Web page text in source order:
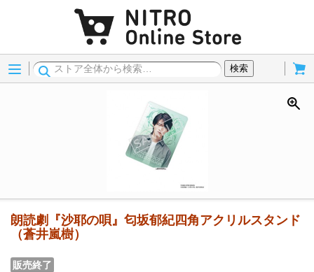
Menu
検索
朗読劇『沙耶の唄』匂坂郁紀四角アクリルスタンド
（蒼井嵐樹）
販売終了